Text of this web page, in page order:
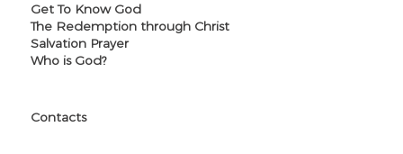
Contacts
Get To Know God
The Redemption through Christ
Salvation Prayer
Who is God?